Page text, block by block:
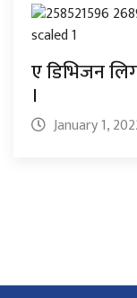
ए डिभिजन
।
January 1,